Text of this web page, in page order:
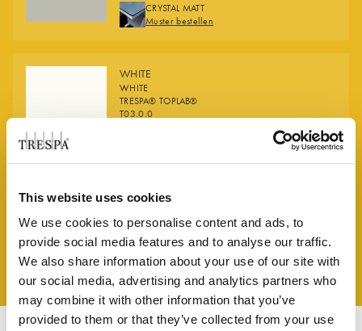
This website uses cookies
We use cookies to personalise content and ads, to
provide social media features and to analyse our traffic.
We also share information about your use of our site with
our social media, advertising and analytics partners who
may combine it with other information that you’ve
provided to them or that they’ve collected from your use
FINISHESCRYSTAL MATT
Muster bestellen
WHITE
WHITE
TRESPA® TOPLAB®
T03.0.0
Fall ansehen